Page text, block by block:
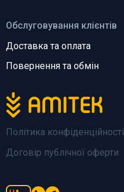
Політика конфіденційності
Договір публічної оферти
Обслуговування клієнтів
Доставка та оплата
Повернення та обмін